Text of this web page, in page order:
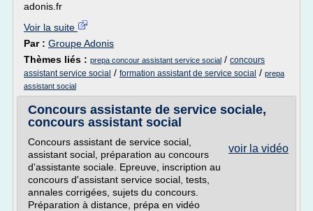
adonis.fr
Voir la suite
Par : Groupe Adonis
Thèmes liés : prepa concour assistant service social / concours
assistant service social / formation assistant de service social / prepa
assistant social
Concours assistante de service sociale,
concours assistant social
voir la vidéo
Concours assistant de service social,
assistant social, préparation au concours
d'assistante sociale. Epreuve, inscription au
concours d'assistant service social, tests,
annales corrigées, sujets du concours.
Préparation à distance, prépa en vidéo